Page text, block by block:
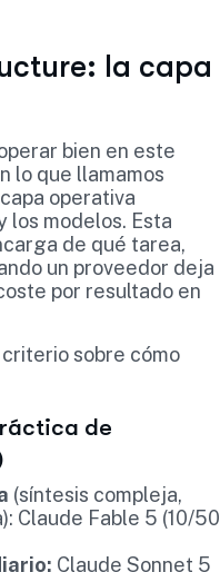
la capa
bien en este
lo que llamamos
operativa
los modelos. Esta
de qué tarea,
un proveedor deja
por resultado en
sobre cómo
de
(síntesis compleja,
Claude Fable 5 (10/50
Claude Sonnet 5